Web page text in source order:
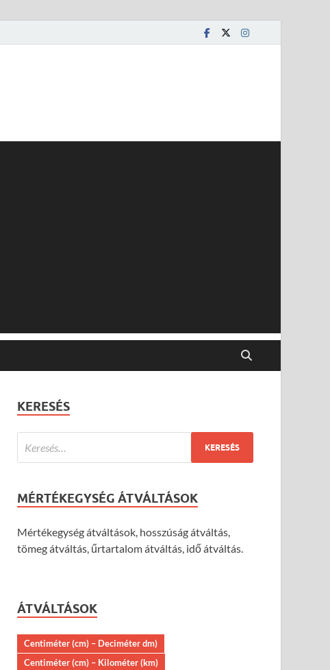
KERESÉS
MÉRTÉKEGYSÉG ÁTVÁLTÁSOK
Mértékegység átváltások, hosszúság átváltás,
tömeg átváltás, űrtartalom átváltás, idő átváltás.
ÁTVÁLTÁSOK
Centiméter (cm) – Deciméter dm)
Centiméter (cm) – Kilométer (km)